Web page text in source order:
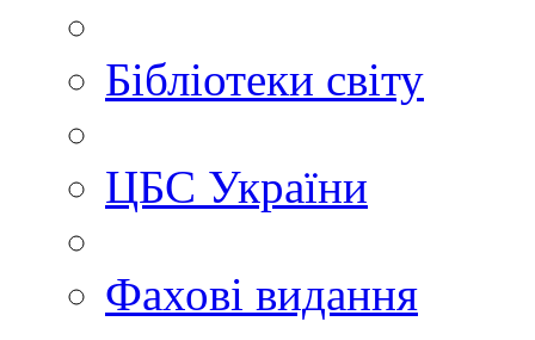
Бібліотеки світу
ЦБС України
Фахові видання